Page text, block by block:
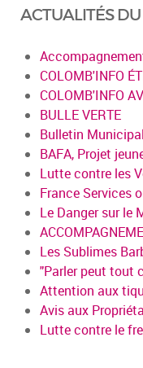
ACTUALITÉS
COLOMB'INFO
COLOMB'INFO
BULLE VERTE
Bulletin
BAFA, Projet
Lutte contre les
France Services
Le Danger sur le
Les Sublimes
"Parler peut tout
Attention aux
Avis aux
Lutte contre le